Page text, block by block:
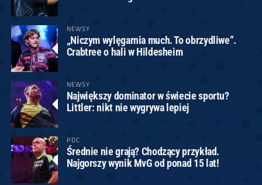
NEWSY
„Niczym wylęgarnia much. To obrzydliwe”.
Crabtree o hali w Hildesheim
NEWSY
Największy dominator w świecie sportu?
Littler: nikt nie wygrywa lepiej
PDC
Średnie nie grają? Chodzący przykład.
Najgorszy wynik MvG od ponad 15 lat!